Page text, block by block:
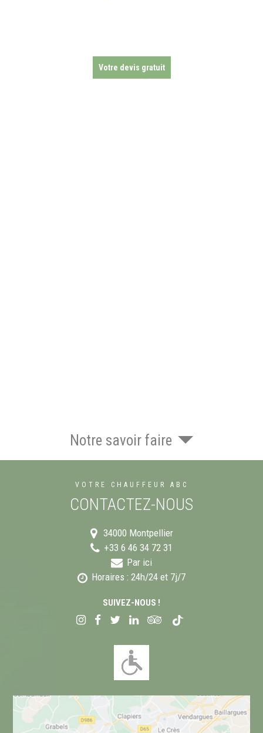
Votre devis gratuit
Notre savoir faire
VOTRE CHAUFFEUR ABC
CONTACTEZ-NOUS
34000 Montpellier
+33 6 46 34 72 31
Par ici
Horaires : 24h/24 et 7j/7
SUIVEZ-NOUS !